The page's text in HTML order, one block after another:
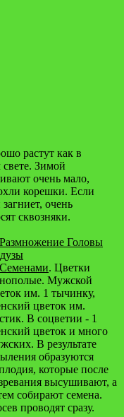
растут как в
Зимой
очень мало,
корешки. Если
очень
сквозняки.
Размножение Головы
Семенами. Цветки
Мужской
им. 1 тычинку,
цветок им.
В соцветии - 1
цветок и много
В результате
образуются
которые после
высушивают, а
собирают семена.
проводят сразу.